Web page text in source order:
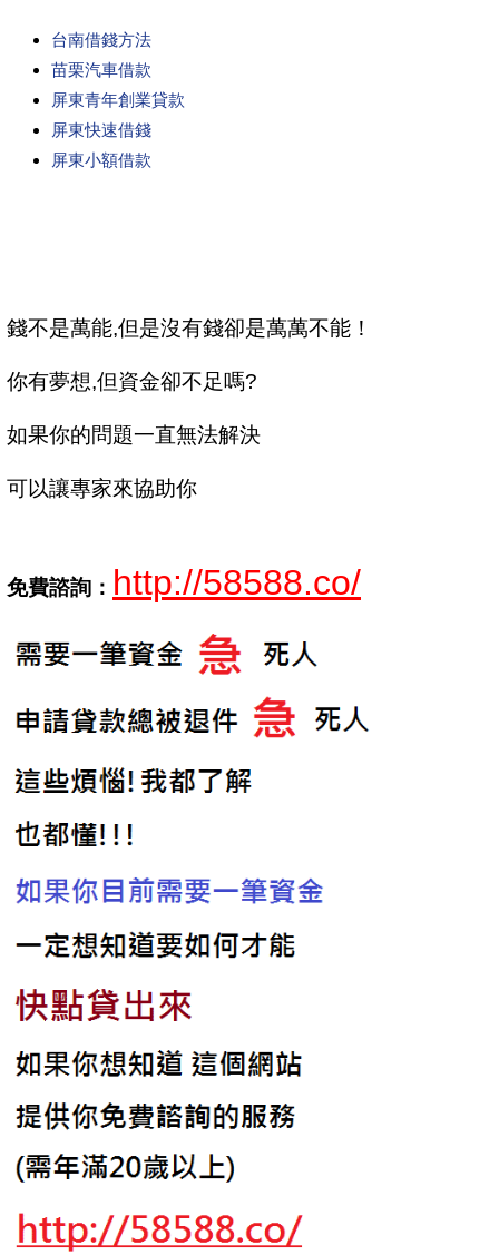
台南借錢方法
苗栗汽車借款
屏東青年創業貸款
屏東快速借錢
屏東小額借款
錢不是萬能,但是沒有錢卻是萬萬不能！
你有夢想,但資金卻不足嗎?
如果你的問題一直無法解決
可以讓專家來協助你
免費諮詢： http://58588.co/